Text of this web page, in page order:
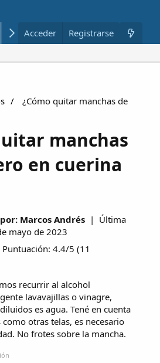
Nuevo Miembros
Acceder Registrarse
¿Cómo quitar manchas de
manchas
en cuerina
Marcos Andrés | Última
mayo de 2023
Puntuación: 4.4/5 (11
recurrir al alcohol
lavavajillas o vinagre,
es agua. Tené en cuenta
otras telas, es necesario
No frotes sobre la mancha.